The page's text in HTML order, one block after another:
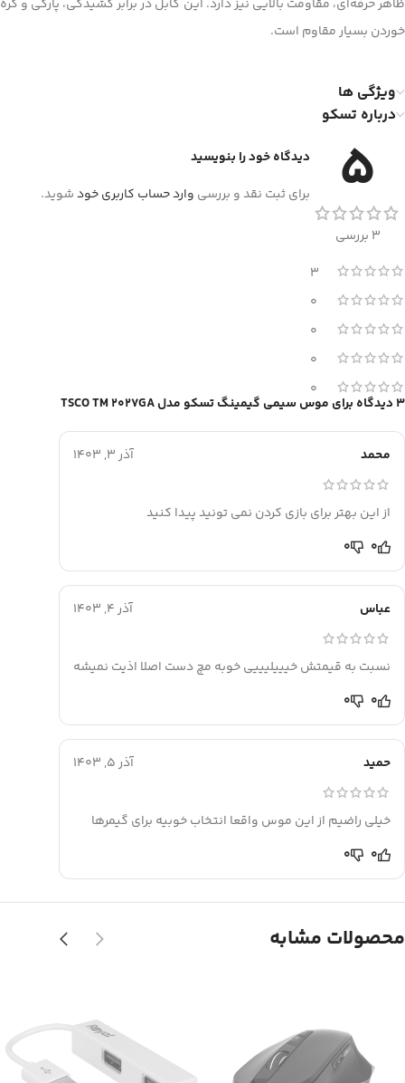
ظاهر حرفه‌ای، مقاومت بالایی نیز دارد. این کابل در برابر کشیدگی، پارگی و گره
خوردن بسیار مقاوم است.
ویژگی ها
درباره تسکو
5
3 بررسی
3
0
0
0
0
3 دیدگاه برای موس سیمی گیمینگ تسکو مدل TSCO TM 2027GA
محمد آذر 3, 1403
از این بهتر برای بازی کردن نمی تونید پیدا کنید
0
0
عباس آذر 4, 1403
نسبت به قیمتش خیییلیییی خوبه مچ دست اصلا اذیت نمیشه
0
0
حمید آذر 5, 1403
خیلی راضیم از این موس واقعا انتخاب خوبیه برای گیمرها
0
0
دیدگاه خود را بنویسید
برای ثبت نقد و بررسی وارد حساب کاربری خودشوید.
محصولات مشابه